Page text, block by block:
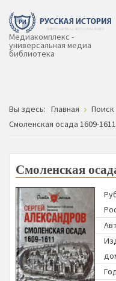
Медиакомплекс -
универсальная медиа
библиотека
Вы здесь: Главная
Поиск
Смоленская осада 1609-1611
Смоленская